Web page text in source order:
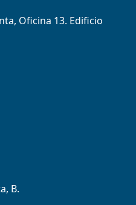
Oficina 13. Edificio
B.